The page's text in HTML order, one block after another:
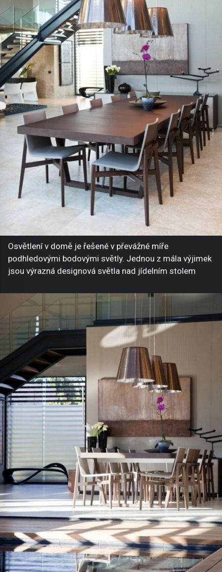
Osvětlení v domě je řešené v převážné míře
podhledovými bodovými světly. Jednou z mála výjimek
jsou výrazná designová světla nad jídelním stolem